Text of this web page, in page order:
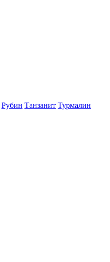
Рубин Танзанит Турмалин